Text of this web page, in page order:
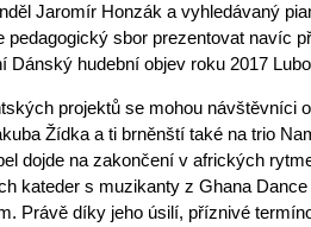
Jaromír Honzák a vyhledávaný
pedagogický sbor prezentovat navíc
Dánský hudební objev roku 2017
projektů se mohou návštěvníci
Žídka a ti brněnští také na trio
dojde na zakončení v afrických
kateder s muzikanty z Ghana
Právě díky jeho úsilí, příznivé